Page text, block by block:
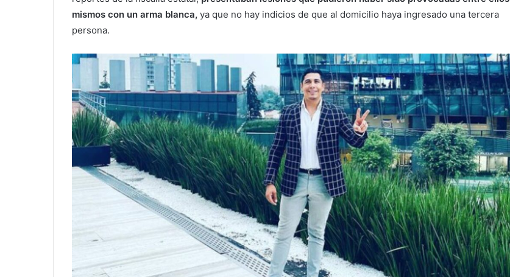
mismos con un arma blanca, ya que no hay indicios de que al domicilio haya ingresado una tercera
persona.